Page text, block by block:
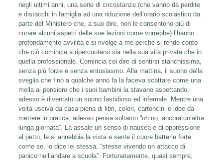
negli ultimi anni, una serie di circostanze (che vanno da perdite
e distacchi in famiglia ad una riduzione dell’orario scolastico da
parte del Ministero che, a suo dire, non le consentono più di
curare alcuni aspetti delle sue lezioni come vorrebbe) l’hanno
profondamente avvilita e si rivolge a me perché si rende conto
che ciò comincia a ripercuotersi sia nella sua vita privata che in
quella professionale. Comincia col dire di sentirsi stanchissima,
senza più forze e senza entusiasmo. Alla mattina, il suono della
sveglia che fino a qualche anno fa la faceva scattare come una
molla al pensiero che i suoi bambini la stavano aspettando,
adesso è diventato un suono fastidioso ed infernale. Mentre una
volta usciva da casa piena di libri, colori, cartoncini e idee da
mettere in pratica, adesso pensa soltanto “oh no, ancora un’altra
lunga giornata”. La assale un senso di nausea e di oppressione
al petto, le si annebbia la vista e sente il cuore batterle forte
come se, lo dice lei stessa, “stesse vivendo un attacco di
panico nell’andare a scuola”. Fortunatamente, quasi sempre,